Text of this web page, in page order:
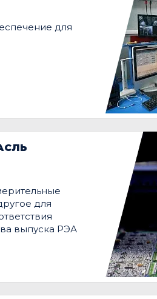
для
для
выпуска РЭА